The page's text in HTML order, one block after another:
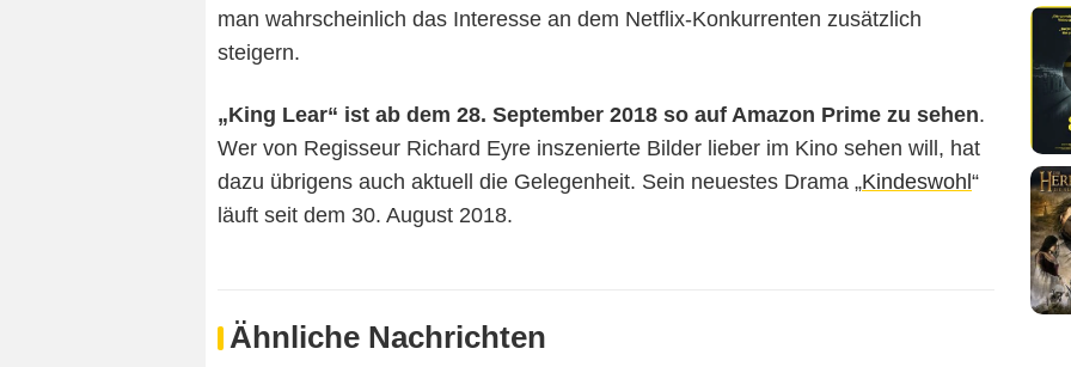
man wahrscheinlich das Interesse an dem Netflix-Konkurrenten zusätzlich
steigern.
„King Lear“ ist ab dem 28. September 2018 so auf Amazon Prime zu sehen.
Wer von Regisseur Richard Eyre inszenierte Bilder lieber im Kino sehen will, hat
dazu übrigens auch aktuell die Gelegenheit. Sein neuestes Drama „Kindeswohl “
läuft seit dem 30. August 2018.
Ähnliche Nachrichten